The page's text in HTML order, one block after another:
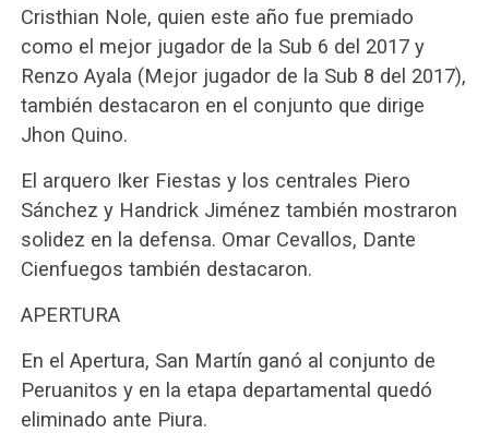
Cristhian Nole, quien este año fue premiado
como el mejor jugador de la Sub 6 del 2017 y
Renzo Ayala (Mejor jugador de la Sub 8 del 2017),
también destacaron en el conjunto que dirige
Jhon Quino.
El arquero Iker Fiestas y los centrales Piero
Sánchez y Handrick Jiménez también mostraron
solidez en la defensa. Omar Cevallos, Dante
Cienfuegos también destacaron.
APERTURA
En el Apertura, San Martín ganó al conjunto de
Peruanitos y en la etapa departamental quedó
eliminado ante Piura.